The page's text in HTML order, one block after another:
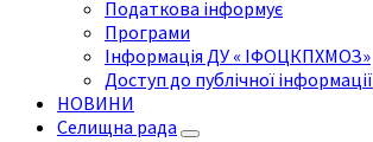
Податкова інформує
Програми
Інформація ДУ « ІФОЦКПХМОЗ»
Доступ до публічної інформації
НОВИНИ
Селищна рада